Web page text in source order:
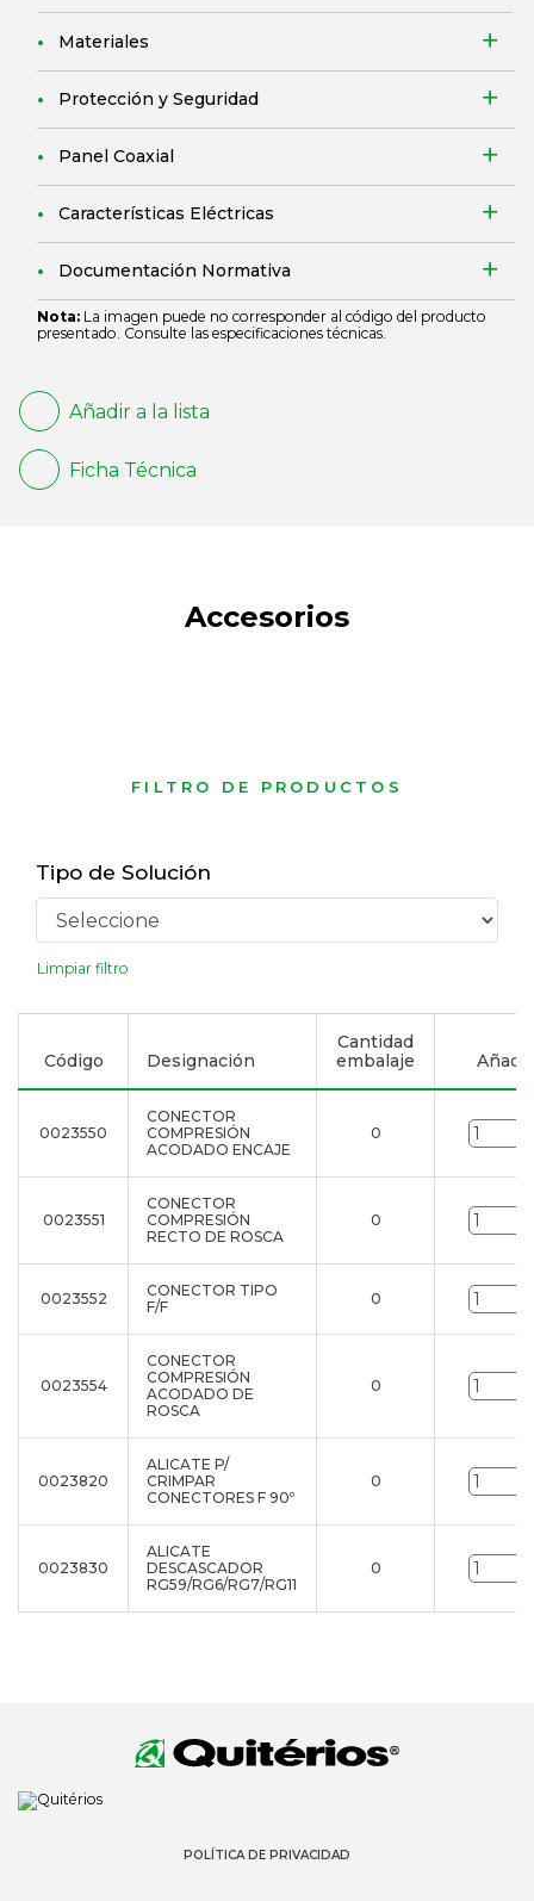
Materiales
Protección y Seguridad
Panel Coaxial
Características Eléctricas
Documentación Normativa
Nota: La imagen puede no corresponder al código del producto
presentado. Consulte las especificaciones técnicas.
Añadir a la lista
Ficha Técnica
Accesorios
FILTRO DE PRODUCTOS
Tipo de Solución
Limpiar filtro
Código Designación
Cantidad
embalaje
0023550
CONECTOR
COMPRESIÓN
ACODADO ENCAJE
0
0023551
CONECTOR
COMPRESIÓN
RECTO DE ROSCA
0
0023552
CONECTOR TIPO
F/F
0
0023554
CONECTOR
COMPRESIÓN
ACODADO DE
ROSCA
0
0023820
ALICATE P/
CRIMPAR
CONECTORES F 90º
0
0023830
ALICATE
DESCASCADOR
RG59/RG6/RG7/RG11
0
POLÍTICA DE PRIVACIDAD